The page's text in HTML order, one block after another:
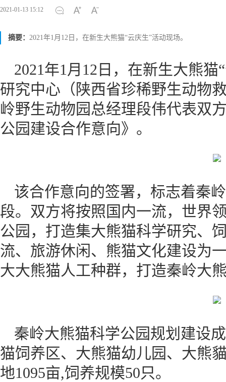
2021-01-13 15:12
摘要： 2021年1月12日，在新生大熊猫“云庆生”活动现场。
2021年1月12日，在新生大熊
研究中心（陕西省珍稀野生动物
岭野生动物园总经理段伟代表双
公园建设合作意向》。
该合作意向的签署，标志着秦
段。双方将按照国内一流，世界
公园，打造集大熊猫科学研究、
流、旅游休闲、熊猫文化建设为
大大熊猫人工种群，打造秦岭大
秦岭大熊猫科学公园规划建设
猫饲养区、大熊猫幼儿园、大熊
地1095亩,饲养规模50只。